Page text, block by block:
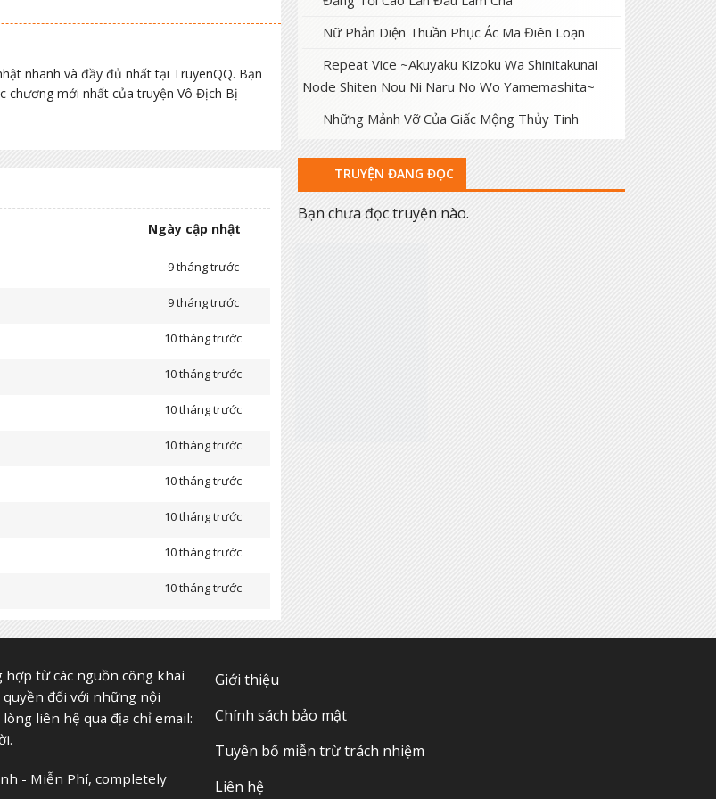
nhanh và đầy đủ nhất tại TruyenQQ. Bạn
chương mới nhất của truyện Vô Địch Bị
Ngày cập nhật
9 tháng trước
9 tháng trước
10 tháng trước
10 tháng trước
10 tháng trước
10 tháng trước
10 tháng trước
10 tháng trước
10 tháng trước
10 tháng trước
Nữ Phản Diện Thuần Phục Ác Ma Điên Loạn
Repeat Vice ~Akuyaku Kizoku Wa Shinitakunai
Node Shiten Nou Ni Naru No Wo Yamemashita~
Những Mảnh Vỡ Của Giấc Mộng Thủy Tinh
TRUYỆN ĐANG ĐỌC
Bạn chưa đọc truyện nào.
từ các nguồn công khai
đối với những nội
liên hệ qua địa chỉ email:
- Miễn Phí, completely
Giới thiệu
Chính sách bảo mật
Tuyên bố miễn trừ trách nhiệm
Liên hệ